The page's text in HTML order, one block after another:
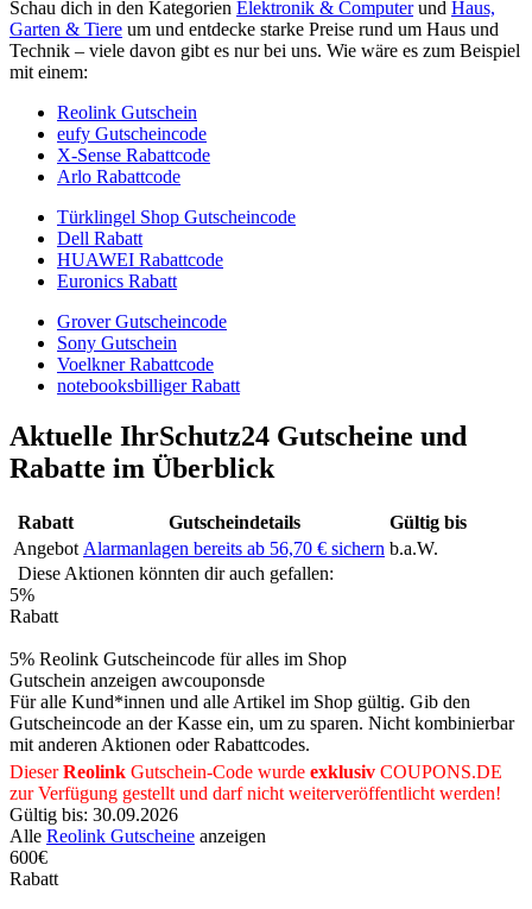
Schau dich in den Kategorien Elektronik & Computerund Haus,
Garten & Tiere um und entdecke starke Preise rund um Haus und
Technik – viele davon gibt es nur bei uns. Wie wäre es zum Beispiel
mit einem:
Reolink Gutschein
eufy Gutscheincode
X-Sense Rabattcode
Arlo Rabattcode
Türklingel Shop Gutscheincode
Dell Rabatt
HUAWEI Rabattcode
Euronics Rabatt
Grover Gutscheincode
Sony Gutschein
Voelkner Rabattcode
notebooksbilliger Rabatt
Aktuelle IhrSchutz24 Gutscheine und
Rabatte im Überblick
Rabatt Gutscheindetails
Gültig bis
Angebot Alarmanlagen bereits ab 56,70 € sichern b.a.W.
Diese Aktionen könnten dir auch gefallen:
5%
Rabatt
5% Reolink Gutscheincode für alles im Shop
Gutschein anzeigen awcouponsde
Für alle Kund*innen und alle Artikel im Shop gültig. Gib den
Gutscheincode an der Kasse ein, um zu sparen. Nicht kombinierbar
mit anderen Aktionen oder Rabattcodes.
DieserReolink Gutschein-Code wurde exklusiv COUPONS.DE
zur Verfügung gestellt und darf nicht weiterveröffentlicht werden!
Gültig bis: 30.09.2026
Alle Reolink Gutscheine anzeigen
600€
Rabatt